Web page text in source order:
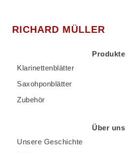
RICHARD MÜLLER
Produkte
Klarinettenblätter
Saxohponblätter
Zubehör
Über uns
Unsere Geschichte